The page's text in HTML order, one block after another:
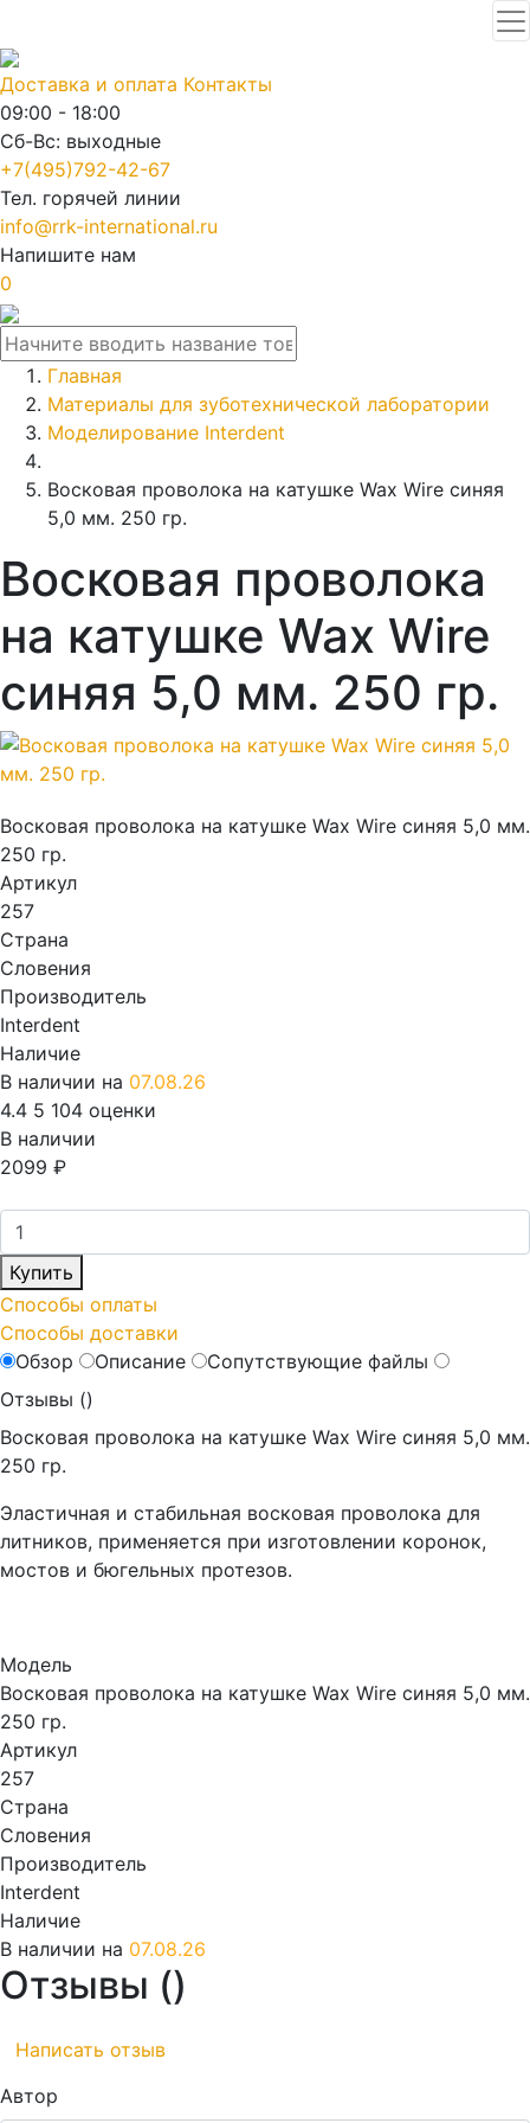
Доставка и оплата Контакты
09:00 - 18:00
Сб-Вс: выходные
+7(495)792-42-67
Тел. горячей линии
info@rrk-international.ru
Напишите нам
0
Главная
Материалы для зуботехнической лаборатории
Моделирование Interdent
Восковая проволока на катушке Wax Wire синяя
5,0 мм. 250 гр.
Восковая проволока
на катушке Wax Wire
синяя 5,0 мм. 250 гр.
Восковая проволока на катушке Wax Wire синяя 5,0 мм.
250 гр.
Артикул
257
Страна
Словения
Производитель
Interdent
Наличие
В наличии на 07.08.26
4.4 5 104 оценки
В наличии
2099 ₽
Купить
Способы оплаты
Способы доставки
Обзор
Описание
Сопутствующие файлы
Отзывы ()
Восковая проволока на катушке Wax Wire синяя 5,0 мм.
250 гр.
Эластичная и стабильная восковая проволока для
литников, применяется при изготовлении коронок,
мостов и бюгельных протезов.
Модель
Восковая проволока на катушке Wax Wire синяя 5,0 мм.
250 гр.
Артикул
257
Страна
Словения
Производитель
Interdent
Наличие
В наличии на 07.08.26
Отзывы ()
Написать отзыв
Автор